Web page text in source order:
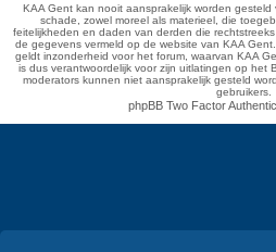
KAA Gent kan nooit aansprakelijk worden
schade, zowel moreel als materieel, die
feitelijkheden en daden van derden die
de gegevens vermeld op de website van KAA
geldt inzonderheid voor het forum, waarvan KAA
is dus verantwoordelijk voor zijn uitlatingen op het
moderators kunnen niet aansprakelijk gesteld
gebruikers.
phpBB Two Factor